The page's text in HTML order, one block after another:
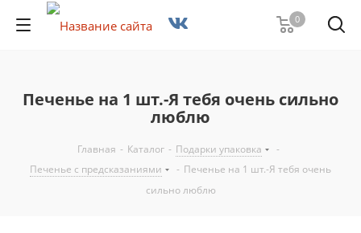
0
Печенье на 1 шт.-Я тебя очень сильно
люблю
Главная - Каталог - Подарки упаковка
-
Печенье с предсказаниями
- Печенье на 1 шт.-Я тебя очень
сильно люблю